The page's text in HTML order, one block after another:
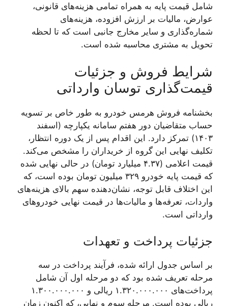
شامل قیمت پایه به همراه تمامی هزینه‌های قانونی،
عوارض، مالیات بر ارزش افزوده، هزینه‌های
شماره‌گذاری و سایر مخارج جانبی است که تا لحظه
تحویل به مشتری محاسبه شده است.
شرایط فروش و جزئیات
قیمت‌گذاری توسان وارداتی
بخشنامه فروش هرمس خودرو به طور خاص بر تسویه
حساب متقاضیان دور هفتم سامانه یکپارچه (اسفند
۱۴۰۳) تمرکز دارد. این اقدام پس از یک دوره انتظار،
تکلیف نهایی این گروه از خریداران را مشخص می‌کند.
قیمت اعلامی (۴.۳۷ میلیارد تومان) در حالی نهایی شده
که قیمت پایه خودرو ۳۲۹ میلیون تومان بوده است، که
این اختلاف قابل توجه، نشان‌دهنده سهم بالای هزینه‌های
واردات، تعرفه‌ها و مالیات‌ها در قیمت نهایی خودروهای
وارداتی است.
جزئیات پرداخت و تعهدات
بر اساس جدول ارائه شده، فرآیند پرداخت در سه
مرحله تعریف شده بود که دو مرحله اول آن شامل
پرداخت‌های ۱.۳۲۰.۰۰۰.۰۰۰ ریالی و ۱.۳۰۰.۰۰۰.۰۰۰
ریالی بوده است. مرحله سوم و نهایی، که اکنون زمان